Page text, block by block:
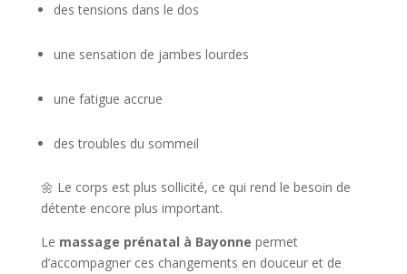
des tensions dans le dos
une sensation de jambes lourdes
une fatigue accrue
des troubles du sommeil
🌼 Le corps est plus sollicité, ce qui rend le besoin de
détente encore plus important.
Le massage prénatal à Bayonne permet
d’accompagner ces changements en douceur et de